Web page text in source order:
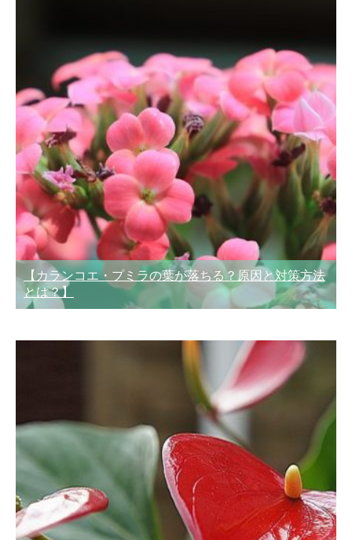
【カランコエ・プミラの葉が落ちる？原因と対策方法
とは？】